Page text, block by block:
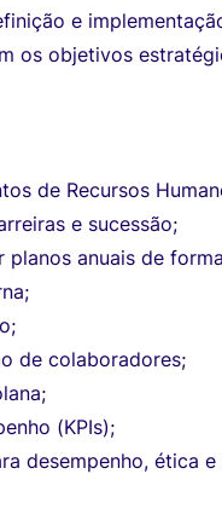
e
os objetivos
de Recursos
e sucessão;
planos anuais de
de colaboradores;
(KPIs);
desempenho, ética e